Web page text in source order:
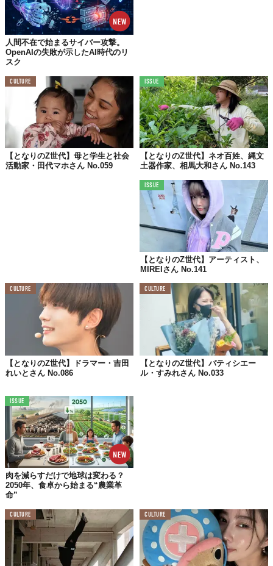
最近ハマってることは？
増村保造の映画諸作
好きな映画は？
『犬神家の一族』（1976）
『他人の顔』（1966）
最近買ったお気に入りは？
ビルケンのチューリッヒ
梅田正徳のプランター
休みの日は何してる？
「これ以上無理」
というまで寝た後、
レコードを聴いたり
本を読む。
人間不在で始まるサイバー攻撃。
OpenAIの失敗が示したAI時代のリ
スク
CULTURE
【となりのZ世代】母と学生と社会
活動家・田代マホさん No.059
ISSUE
【となりのZ世代】ネオ百姓、縄文
土器作家、相馬大和さん No.143
ISSUE
【となりのZ世代】アーティスト、
MIREIさん No.141
CULTURE
【となりのZ世代】ドラマー・吉田
れいとさん No.086
CULTURE
【となりのZ世代】パティシエー
ル・すみれさん No.033
ISSUE
肉を減らすだけで地球は変わる？
2050年、食卓から始まる“農業革
命”
CULTURE CULTURE